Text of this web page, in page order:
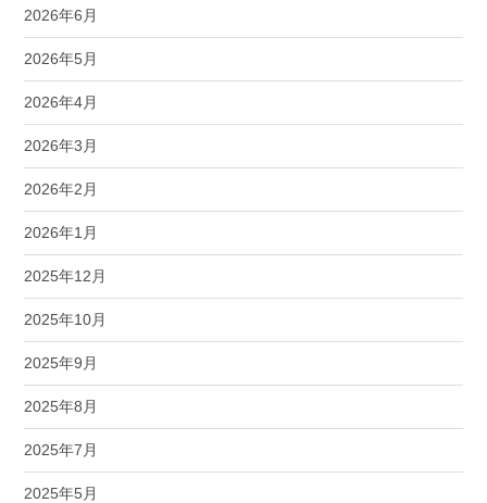
2026年6月
2026年5月
2026年4月
2026年3月
2026年2月
2026年1月
2025年12月
2025年10月
2025年9月
2025年8月
2025年7月
2025年5月